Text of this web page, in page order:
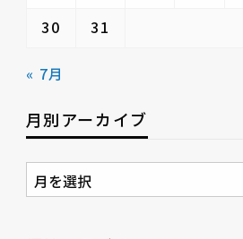
30
31
« 7月
月別アーカイブ
月
別